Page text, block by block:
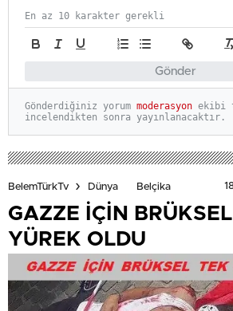
Gönder
En az 10 karakter gerekli
Gönderdiğiniz yorum moderasyon ekibi
incelendikten sonra yayınlanacaktır.
BelemTürkTv Dünya Belçika
GAZZE İÇİN
YÜREK OLDU